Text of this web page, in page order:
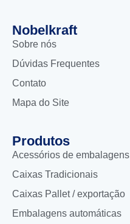
Nobelkraft
Sobre nós
Dúvidas Frequentes
Contato
Mapa do Site
Produtos
Acessórios de embalagens
Caixas Tradicionais
Caixas Pallet / exportação
Embalagens automáticas